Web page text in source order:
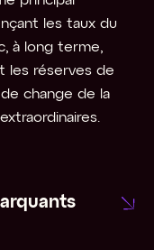
les taux du
à long terme,
les réserves de
change de la